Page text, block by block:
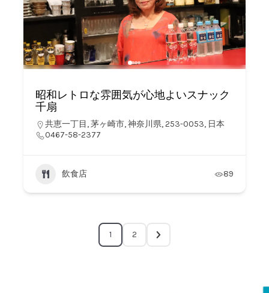
昭和レトロな雰囲気が心地よいスナック
千扇
共恵一丁目, 茅ヶ崎市, 神奈川県, 253-0053, 日本
0467-58-2377
飲食店 89
1 2